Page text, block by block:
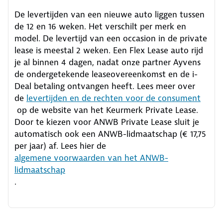
De levertijden van een nieuwe auto liggen tussen
de 12 en 16 weken. Het verschilt per merk en
model. De levertijd van een occasion in de private
lease is meestal 2 weken. Een Flex Lease auto rijd
je al binnen 4 dagen, nadat onze partner Ayvens
de ondergetekende leaseovereenkomst en de i-
Deal betaling ontvangen heeft. Lees meer over
de levertijden en de rechten voor de consument
op de website van het Keurmerk Private Lease.
Door te kiezen voor ANWB Private Lease sluit je
automatisch ook een ANWB-lidmaatschap (€ 17,75
per jaar) af. Lees hier de
algemene voorwaarden van het ANWB-
lidmaatschap
.